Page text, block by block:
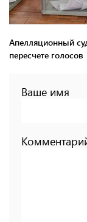
Апелляционный
пересчете голосов
Ваше имя